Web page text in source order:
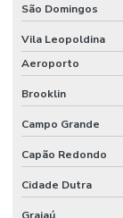
Válvulas esfera
Válvulas gaveta
Válvulas para
Válvulas retenção
São Domingos
Vila Leopoldina
Aeroporto
Brooklin
Campo Grande
Capão Redondo
Cidade Dutra
Grajaú